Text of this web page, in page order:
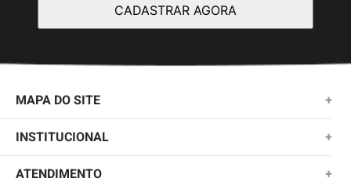
CADASTRAR AGORA
MAPA DO SITE +
NOVIDADES
MASCULINO
INSTITUCIONAL +
SOBRE NÓS
ATENDIMENTO +